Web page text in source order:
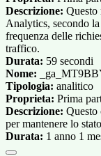
Descrizione: Questo
Analytics, secondo
frequenza delle
traffico.
Durata: 59 secondi
Nome:
Tipologia: analitico
Proprieta: Prima
Descrizione:
per mantenere lo
Durata: 1 anno 1